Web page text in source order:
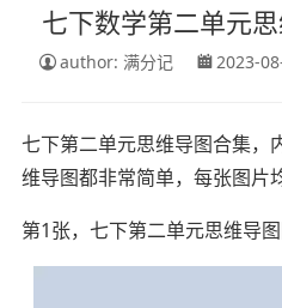
七下数学第二单元
author: 满分记 2023-
七下第二单元思维导图合集，
维导图都非常简单，每张图片
第1张，七下第二单元思维导